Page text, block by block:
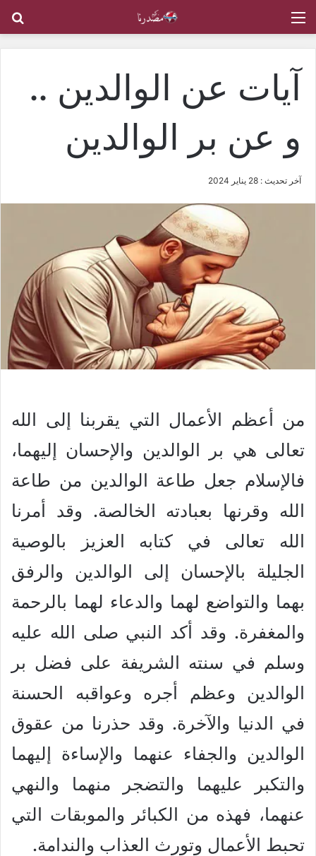
القائمة
آيات عن الوالدين ..
و عن بر الوالدين
آخر تحديث : 28 يناير 2024
من أعظم الأعمال التي يقربنا إلى الله
تعالى هي بر الوالدين والإحسان إليهما،
فالإسلام جعل طاعة الوالدين من طاعة
الله وقرنها بعبادته الخالصة. وقد أمرنا
الله تعالى في كتابه العزيز بالوصية
الجليلة بالإحسان إلى الوالدين والرفق
بهما والتواضع لهما والدعاء لهما بالرحمة
والمغفرة. وقد أكد النبي صلى الله عليه
وسلم في سنته الشريفة على فضل بر
الوالدين وعظم أجره وعواقبه الحسنة
في الدنيا والآخرة. وقد حذرنا من عقوق
الوالدين والجفاء عنهما والإساءة إليهما
والتكبر عليهما والتضجر منهما والنهي
عنهما، فهذه من الكبائر والموبقات التي
تحبط الأعمال وتورث العذاب والندامة.